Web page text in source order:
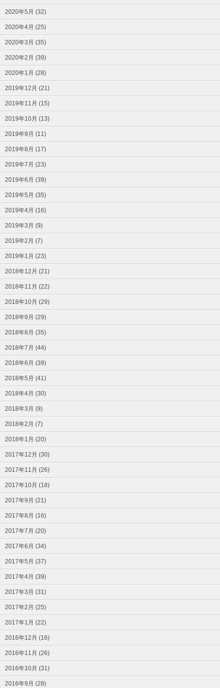
2020年5月 (32)
2020年4月 (25)
2020年3月 (35)
2020年2月 (39)
2020年1月 (28)
2019年12月 (21)
2019年11月 (15)
2019年10月 (13)
2019年9月 (11)
2019年8月 (17)
2019年7月 (23)
2019年6月 (39)
2019年5月 (35)
2019年4月 (16)
2019年3月 (9)
2019年2月 (7)
2019年1月 (23)
2018年12月 (21)
2018年11月 (22)
2018年10月 (29)
2018年9月 (29)
2018年8月 (35)
2018年7月 (44)
2018年6月 (39)
2018年5月 (41)
2018年4月 (30)
2018年3月 (9)
2018年2月 (7)
2018年1月 (20)
2017年12月 (30)
2017年11月 (26)
2017年10月 (18)
2017年9月 (21)
2017年8月 (16)
2017年7月 (20)
2017年6月 (34)
2017年5月 (37)
2017年4月 (39)
2017年3月 (31)
2017年2月 (25)
2017年1月 (22)
2016年12月 (16)
2016年11月 (26)
2016年10月 (31)
2016年9月 (28)